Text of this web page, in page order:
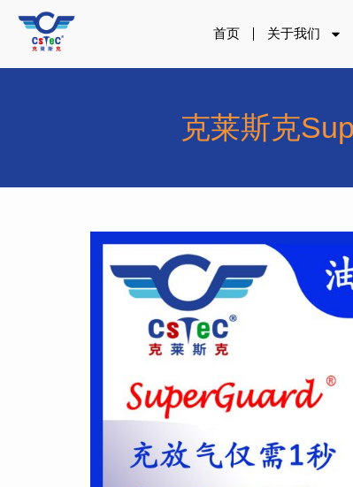
容
首页 关于我们
克莱斯克